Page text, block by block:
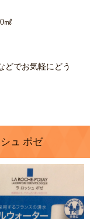
㎖
どでお気軽にどう
ュ ポゼ